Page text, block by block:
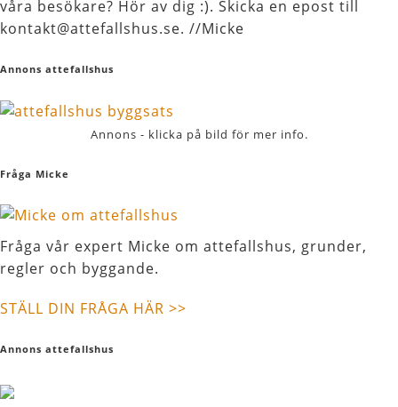
våra besökare? Hör av dig :). Skicka en epost till
kontakt@attefallshus.se. //Micke
Annons attefallshus
Annons - klicka på bild för mer info.
Fråga Micke
Fråga vår expert Micke om attefallshus, grunder,
regler och byggande.
STÄLL DIN FRÅGA HÄR >>
Annons attefallshus